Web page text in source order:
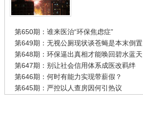
第650期：谁来医治“环保焦虑症”
第649期：无视公厕现状谈苍蝇是本末倒置
第648期：环保逼出真相才能唤回碧水蓝天
第647期：别让社会信用体系成医改羁绊
第646期：何时有能力实现带薪假？
第645期：严控以人查房因何引热议